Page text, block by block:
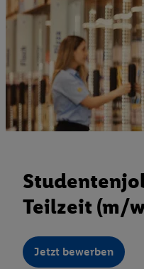
Teilzeit (m/
Jetzt bewerben